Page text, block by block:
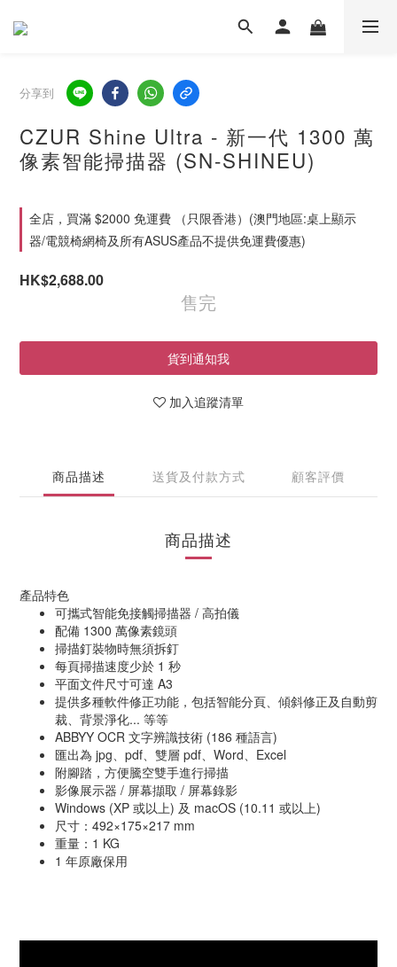
分享到
CZUR Shine Ultra - 新一代 1300 萬
像素智能掃描器 (SN-SHINEU)
全店，買滿 $2000 免運費 （只限香港）(澳門地區:桌上顯示
器/電競椅網椅及所有ASUS產品不提供免運費優惠)
HK$2,688.00
售完
貨到通知我
加入追蹤清單
商品描述 送貨及付款方式 顧客評價
商品描述
產品特色
可攜式智能免接觸掃描器 / 高拍儀
配備 1300 萬像素鏡頭
掃描釘裝物時無須拆釘
每頁掃描速度少於 1 秒
平面文件尺寸可達 A3
提供多種軟件修正功能，包括智能分頁、傾斜修正及自動剪
裁、背景淨化... 等等
ABBYY OCR 文字辨識技術 (186 種語言)
匯出為 jpg、pdf、雙層 pdf、Word、Excel
附腳踏，方便騰空雙手進行掃描
影像展示器 / 屏幕擷取 / 屏幕錄影
Windows (XP 或以上) 及 macOS (10.11 或以上)
尺寸：492×175×217 mm
重量：1 KG
1 年原廠保用